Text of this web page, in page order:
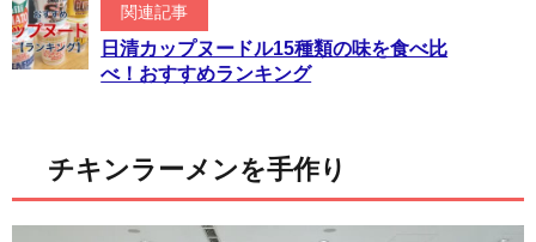
関連記事
日清カップヌードル15種類の味を食べ比
べ！おすすめランキング
チキンラーメンを手作り